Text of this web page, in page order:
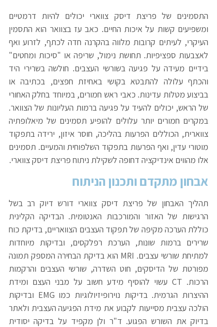
התסמינים של פריצת דיסק צווארי יכולים להיות דרמטיים
ומשפיעים קשות על איכות החיים. כאב עז בצוואר הוא התסמין
העיקרי, לעיתים קרובות מלווה בהקרנה חדה לכתף, לזרוע ואף
לאצבעות ספציפיות. תחושת נימול, שריפה או "סיכות ומחטים"
בידיים מעידה על פגיעה בשורשי העצבים. חולשה בשרירי היד
והכתף עלולה להתבטא בקושי באחיזת חפצים, בכתיבה או
בביצוע מטלות עדינות. כאבי ראש חמורים, במיוחד בחלק האחורי
של הראש, יכולים להעיד על פגיעה ברמות העליונות של הצוואר.
במקרים חמורים יותר עלולים להופיע תסמינים של מיאלופתיה
צווארית, הכוללים הפרעות בהליכה, חוסר איזון, ירידה בתפקוד
מוטורי עדין, ואף הפרעות בתפקוד השלפוחית והמעיים. תסמינים
אלו מהווים אינדיקציה דחופה לשקילת ניתוח פריצת דיסק צווארי.
אבחון מתקדם ותכנון הניתוח
תהליך האבחון של פריצת דיסק צווארי דורש דיוק רב בשל
הרגישות של האזור והמורכבות האנטומית. הבדיקה הקלינית
כוללת הערכה מקיפה של תפקוד העצבים הצוואריים, בדיקת כוח
שרירים ברמות שונות, הערכת רפלקסים, ובדיקות מיוחדות
למתיחת שורשי עצבים. MRI הוא בדיקת הבחירה המספק תמונה
מפורטת של הדיסקים, חוט השדרה, שורשי העצבים והרקמות
הרכות. CT עשוי להוסיף מידע חשוב על מבני העצם ומידת
ההיצרות הגרמית. בדיקות נוירופיזיולוגיות כמו EMG ובדיקות
הולכה עצבית מסייעות לקבוע את מידת הפגיעה העצבית ולאתר
בדיוק את השורש הפגוע. ד"ר ולן מקפיד על בדיקה יסודית